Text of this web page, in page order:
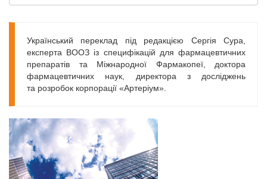
Український переклад під редакцією Сергія Сура,
експерта ВООЗ із специфікацій для фармацевтичних
препаратів та Міжнародної Фармакопеї, доктора
фармацевтичних наук, директора з досліджень
та розробок корпорації «Артеріум».